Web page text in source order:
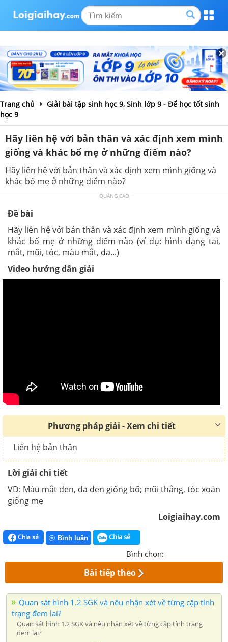
Trang chủ
Giải bài tập sinh học 9, Sinh lớp 9 - Để học tốt sinh
học 9
Hãy liên hệ với bản thân và xác định xem mình
giống và khác bố mẹ ở những điểm nào?
Hãy liên hệ với bản thân và xác định xem mình giống và
khác bố mẹ ở những điểm nào?
QUẢNG CÁO
Đề bài
Hãy liên hệ với bản thân và xác định xem mình giống và
khác bố mẹ ở những điểm nào (ví dụ: hình dạng tai,
mắt, mũi, tóc, màu mắt, da...)
Video hướng dẫn giải
Phương pháp giải - Xem chi tiết
Liên hệ bản thân
Lời giải chi tiết
VD: Màu mắt đen, da đen giống bố; mũi thẳng, tóc xoăn
giống mẹ
Loigiaihay.com
Chia sẻ Bình luận Chia sẻ
Bình chọn:
Bài tiếp theo
Quan sát hình 1.2 SGK và nêu nhận xét về từng cặp tính
trạng đem lai?
Quan sát hình 1.2 SGK và nêu nhận xét về từng cặp tính trạng
đem lai?